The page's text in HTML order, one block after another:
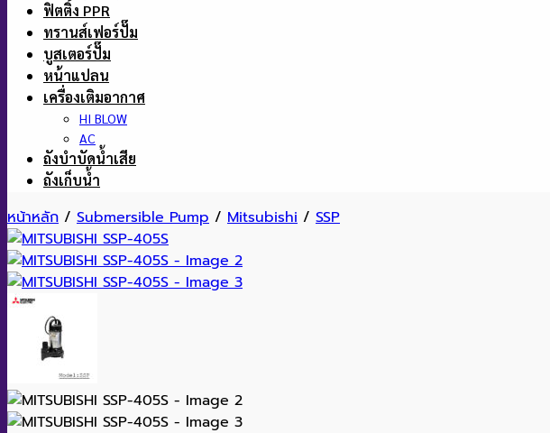
ฟิตติ้ง PPR
ทรานส์เฟอร์ปั๊ม
บูสเตอร์ปั๊ม
หน้าแปลน
เครื่องเติมอากาศ
HI BLOW
AC
ถังบำบัดน้ำเสีย
ถังเก็บน้ำ
หน้าหลัก / Submersible Pump / Mitsubishi / SSP